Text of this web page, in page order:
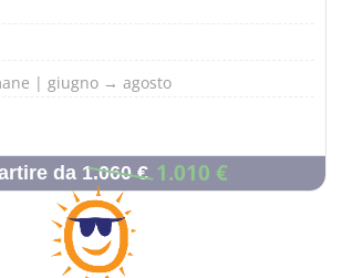
| giugno → agosto
da 1.060 € 1.010 €